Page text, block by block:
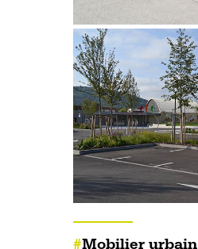
Mobilier urbain